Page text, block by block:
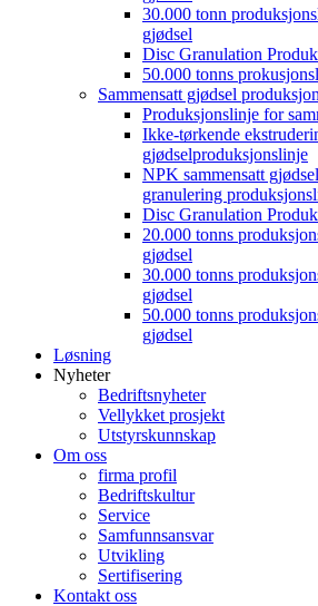
30.000 tonn
gjødsel
Disc Granulation
50.000 tonns
Sammensatt gjødsel
Produksjonslinje for
Ikke-tørkende
gjødselproduksjonslinje
NPK sammensatt
granulering
Disc Granulation
20.000 tonns
gjødsel
30.000 tonns
gjødsel
50.000 tonns
gjødsel
Løsning
Nyheter
Bedriftsnyheter
Vellykket prosjekt
Utstyrskunnskap
Om oss
firma profil
Bedriftskultur
Service
Samfunnsansvar
Utvikling
Sertifisering
Kontakt oss